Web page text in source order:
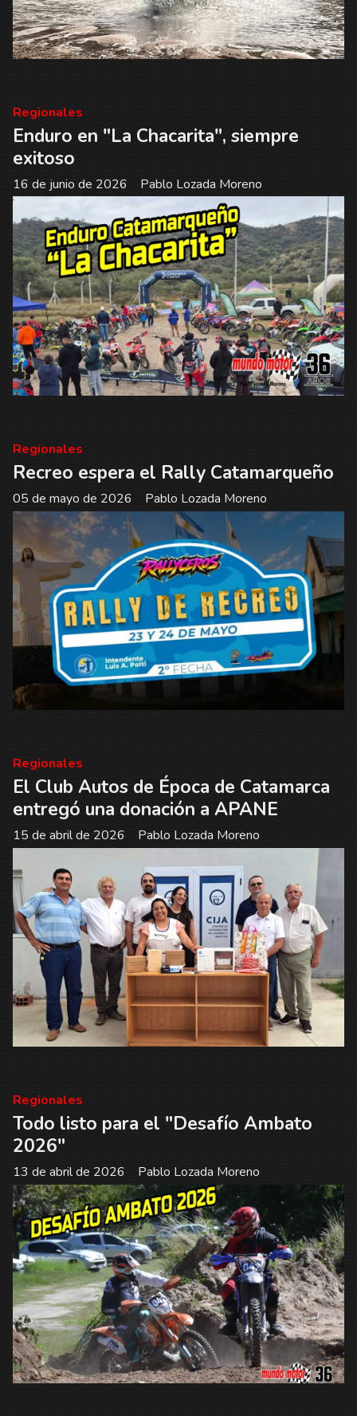
Enduro en "La Chacarita", siempre
exitoso
Pablo Lozada Moreno
Regionales
16 de junio de 2026
Recreo espera el Rally Catamarqueño
Pablo Lozada Moreno
Regionales
05 de mayo de 2026
El Club Autos de Época de Catamarca
entregó una donación a APANE
Pablo Lozada Moreno
Regionales
15 de abril de 2026
Todo listo para el "Desafío Ambato
2026"
Pablo Lozada Moreno
Regionales
13 de abril de 2026